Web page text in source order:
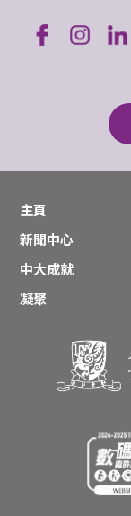
主頁
新聞中心
中大成就
凝聚